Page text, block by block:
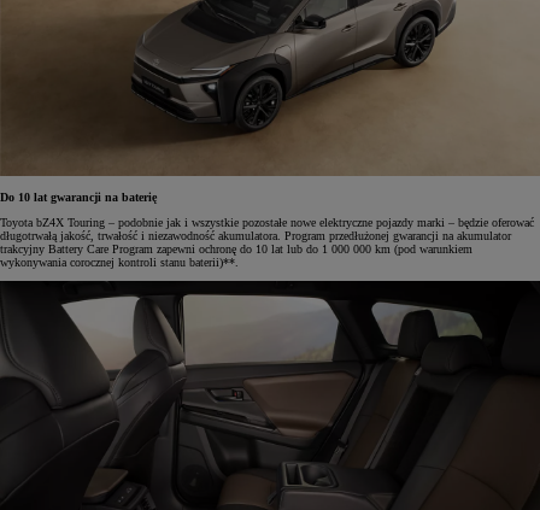
Do 10 lat gwarancji na baterię
Toyota bZ4X Touring – podobnie jak i wszystkie pozostałe nowe elektryczne pojazdy marki – będzie oferować
długotrwałą jakość, trwałość i niezawodność akumulatora. Program przedłużonej gwarancji na akumulator
trakcyjny Battery Care Program zapewni ochronę do 10 lat lub do 1 000 000 km (pod warunkiem
wykonywania corocznej kontroli stanu baterii)**.